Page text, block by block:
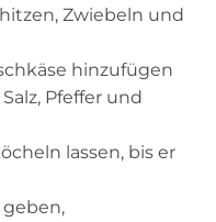
Zwiebeln und
hinzufügen
Pfeffer und
lassen, bis er